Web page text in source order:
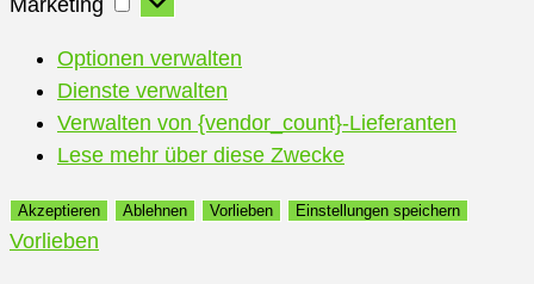
Marketing
Optionen verwalten
Dienste verwalten
Verwalten von {vendor_count}-Lieferanten
Lese mehr über diese Zwecke
Akzeptieren Ablehnen Vorlieben Einstellungen speichern
Vorlieben